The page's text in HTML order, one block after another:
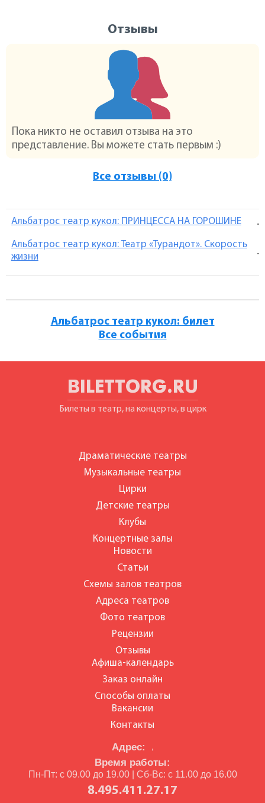
Отзывы
Пока никто не оставил отзыва на это
представление. Вы можете стать первым :)
Все отзывы (0)
Альбатрос театр кукол: ПРИНЦЕССА НА ГОРОШИНЕ .
Альбатрос театр кукол: Театр «Турандот». Скорость
жизни
.
Альбатрос театр кукол: билет
Все события
BILETTORG.RU
Билеты в театр, на концерты, в цирк
Адрес: ,
Время работы:
Пн-Пт: с 09.00 до 19.00 | Сб-Вс: с 11.00 до 16.00
8.495.411.27.17
Драматические театры
Музыкальные театры
Цирки
Детские театры
Клубы
Концертные залы
Новости
Статьи
Схемы залов театров
Адреса театров
Фото театров
Рецензии
Отзывы
Афиша-календарь
Заказ онлайн
Способы оплаты
Вакансии
Контакты